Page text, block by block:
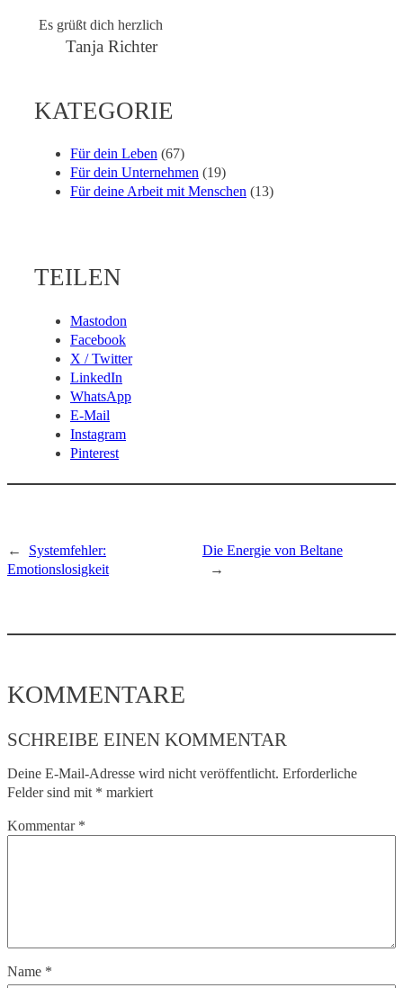
Es grüßt dich herzlich
Tanja Richter
KATEGORIE
Für dein Leben (67)
Für dein Unternehmen (19)
Für deine Arbeit mit Menschen (13)
TEILEN
Mastodon
Facebook
X / Twitter
LinkedIn
WhatsApp
E-Mail
Instagram
Pinterest
←
Systemfehler:
Emotionslosigkeit
Die Energie von Beltane
→
KOMMENTARE
SCHREIBE EINEN KOMMENTAR
Deine E-Mail-Adresse wird nicht veröffentlicht. Erforderliche
Felder sind mit * markiert
Kommentar *
Name *